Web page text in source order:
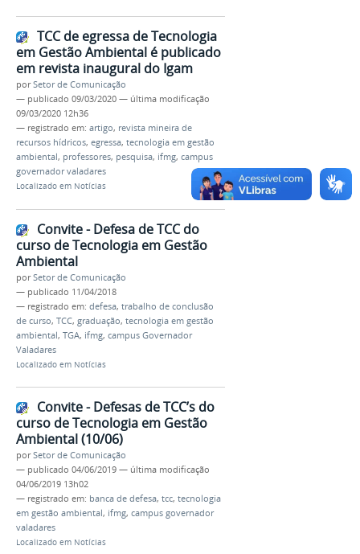
TCC de egressa de Tecnologia
em Gestão Ambiental é publicado
em revista inaugural do Igam
porSetor de Comunicação
— publicado 09/03/2020 — última modificação
09/03/2020 12h36
— registrado em: artigo, revista mineira de
recursos hídricos, egressa, tecnologia em gestão
ambiental, professores, pesquisa, ifmg, campus
governador valadares
Localizado em Notícias
Convite - Defesa de TCC do
curso de Tecnologia em Gestão
Ambiental
porSetor de Comunicação
— publicado 11/04/2018
— registrado em: defesa, trabalho de conclusão
de curso, TCC, graduação, tecnologia em gestão
ambiental, TGA, ifmg, campus Governador
Valadares
Localizado em Notícias
Convite - Defesas de TCC’s do
curso de Tecnologia em Gestão
Ambiental (10/06)
porSetor de Comunicação
— publicado 04/06/2019 — última modificação
04/06/2019 13h02
— registrado em: banca de defesa, tcc, tecnologia
em gestão ambiental, ifmg, campus governador
valadares
Localizado em Notícias